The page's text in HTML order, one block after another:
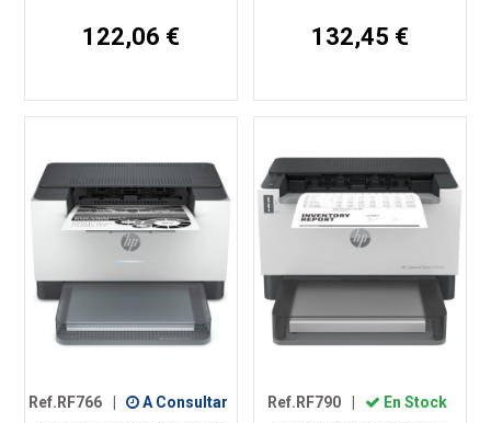
122,06 € 132,45 €
Ref.RF766 A Consultar Ref.RF790 En Stock